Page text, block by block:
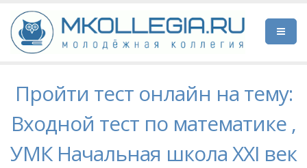
Пройти тест онлайн на тему:
Входной тест по математике ,
УМК Начальная школа XXI век